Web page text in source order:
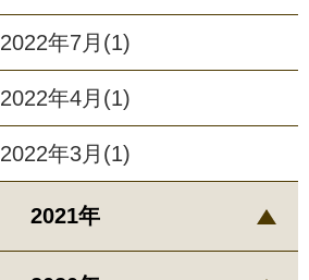
2022年7月(1)
2022年4月(1)
2022年3月(1)
2021年